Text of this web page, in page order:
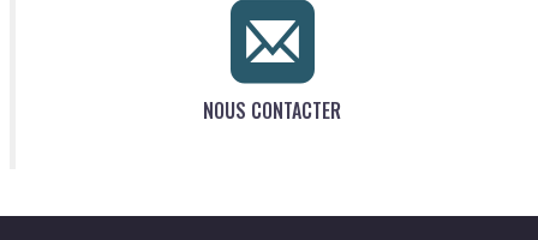
NOUS CONTACTER